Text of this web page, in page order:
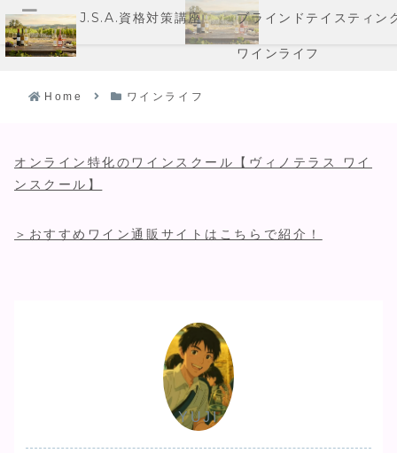
J.S.A.資格対策講座 ブラインドテイスティン
ワインライフ
Home ワインライフ
オンライン特化のワインスクール【ヴィノテラス ワイ
ンスクール】
＞おすすめワイン通販サイトはこちらで紹介！
YUJI
メニュー